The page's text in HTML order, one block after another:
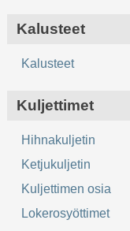
Kalusteet
Kalusteet
Kuljettimet
Hihnakuljetin
Ketjukuljetin
Kuljettimen osia
Lokerosyöttimet